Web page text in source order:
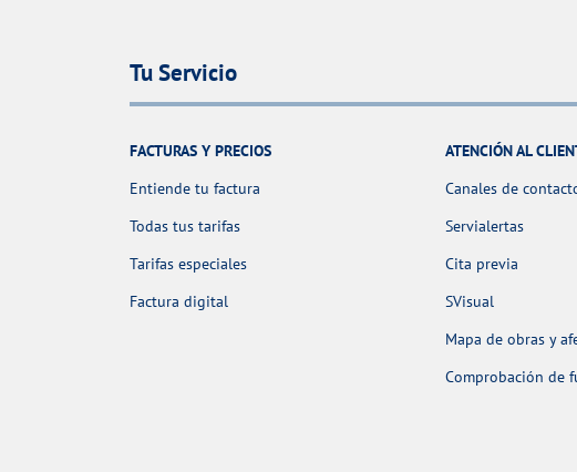
Tu Servicio
FACTURAS Y PRECIOS
Entiende tu factura
Todas tus tarifas
Tarifas especiales
Factura digital
ATENCIÓN AL
Canales de
Servialertas
Cita previa
SVisual
Mapa de obras y
Comprobación de